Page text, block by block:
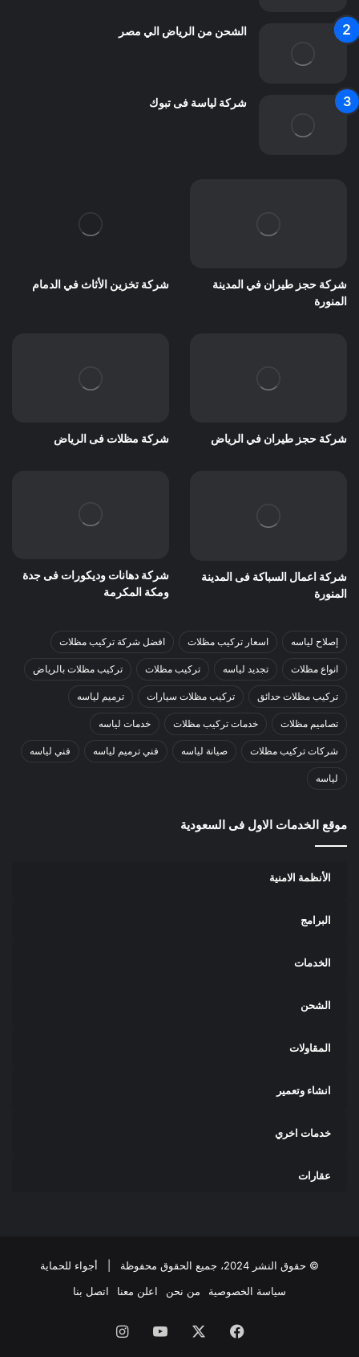
الشحن من الرياض الي مصر
شركة لياسة فى تبوك
شركة حجز طيران في المدينة
المنورة
شركة تخزين الأثاث في الدمام
شركة حجز طيران في الرياض شركة مظلات فى الرياض
شركة اعمال السباكة فى المدينة
المنورة
شركة دهانات وديكورات فى جدة
ومكة المكرمة
إصلاح لياسه اسعار تركيب مظلات افضل شركة تركيب مظلات
انواع مظلات تجديد لياسه تركيب مظلات تركيب مظلات بالرياض
تركيب مظلات حدائق تركيب مظلات سيارات ترميم لياسه
تصاميم مظلات خدمات تركيب مظلات خدمات لياسه
شركات تركيب مظلات صيانة لياسه فني ترميم لياسه فني لياسه
لياسه
موقع الخدمات الاول فى السعودية
الأنظمة الامنية
البرامج
الخدمات
الشحن
المقاولات
انشاء وتعمير
خدمات اخري
عقارات
© حقوق النشر 2024، جميع الحقوق محفوظة |
أجواء للحماية
سياسة الخصوصية
من نحن اعلن معنا اتصل بنا
فيسبوك ‫YouTubeانستقرام